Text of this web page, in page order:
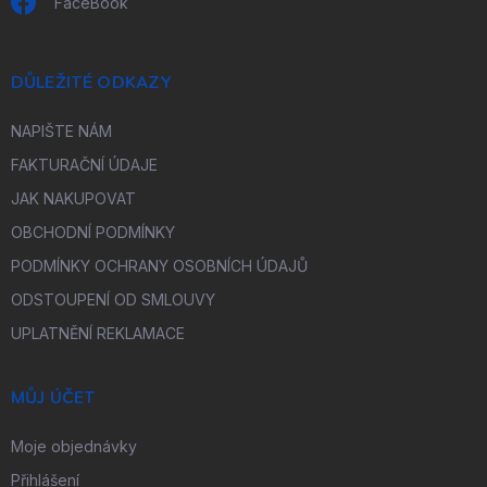
DŮLEŽITÉ ODKAZY
NAPIŠTE NÁM
FAKTURAČNÍ ÚDAJE
JAK NAKUPOVAT
OBCHODNÍ PODMÍNKY
PODMÍNKY OCHRANY OSOBNÍCH ÚDAJŮ
ODSTOUPENÍ OD SMLOUVY
UPLATNĚNÍ REKLAMACE
MŮJ ÚČET
Moje objednávky
Přihlášení